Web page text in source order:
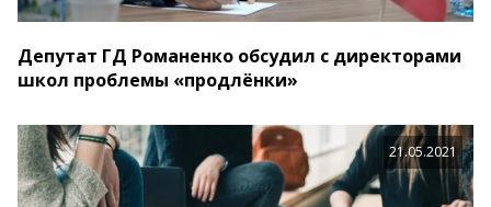
Депутат ГД Романенко обсудил с директорами
школ проблемы «продлёнки»
21.05.2021